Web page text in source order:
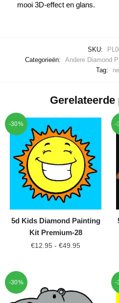
mooi 3D-effect en glans.
SKU:
Categorieën:
Andere Diamond
Tag:
-30%
5d Kids Diamond Painting
Kit Premium-28
€12.95 - €49.95
-
-30% -